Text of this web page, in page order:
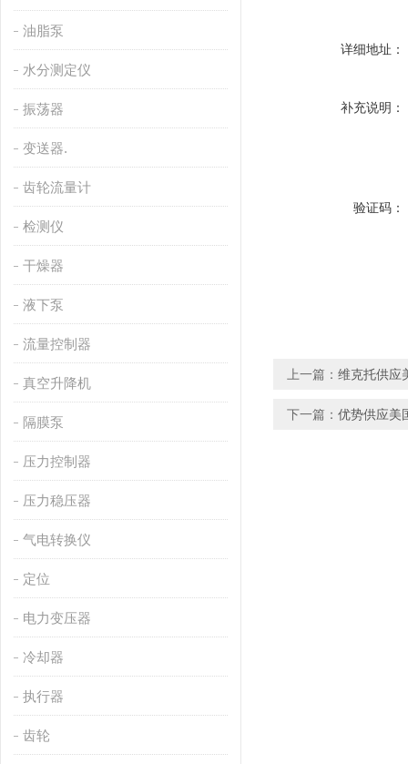
油脂泵
水分测定仪
振荡器
变送器.
齿轮流量计
检测仪
干燥器
液下泵
流量控制器
真空升降机
隔膜泵
压力控制器
压力稳压器
气电转换仪
定位
电力变压器
冷却器
执行器
齿轮
详细地址：
补充说明：
验证码：
上一篇： 维克托供应
下一篇： 优势供应美